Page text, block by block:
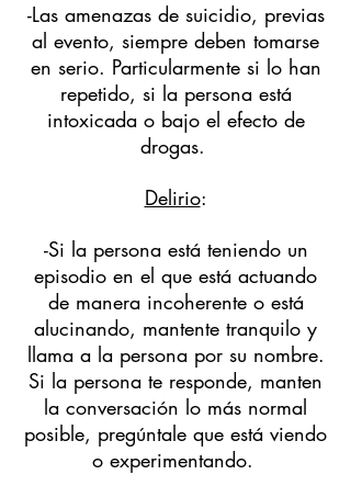
-Las amenazas de suicidio, previas
al evento, siempre deben tomarse
en serio. Particularmente si lo han
repetido, si la persona está
intoxicada o bajo el efecto de
drogas.
Delirio:
-Si la persona está teniendo un
episodio en el que está actuando
de manera incoherente o está
alucinando, mantente tranquilo y
llama a la persona por su nombre.
Si la persona te responde, manten
la conversación lo más normal
posible, pregúntale que está viendo
o experimentando.